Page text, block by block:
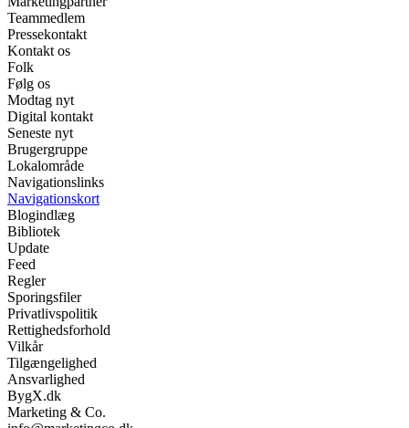
Teammedlem
Pressekontakt
Kontakt os
Folk
Følg os
Modtag nyt
Digital kontakt
Seneste nyt
Brugergruppe
Lokalområde
Navigationslinks
Navigationskort
Blogindlæg
Bibliotek
Update
Feed
Regler
Sporingsfiler
Privatlivspolitik
Rettighedsforhold
Vilkår
Tilgængelighed
Ansvarlighed
BygX.dk
Marketing & Co.